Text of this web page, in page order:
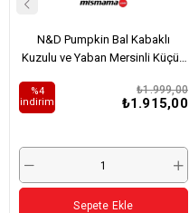
N&D Pumpkin Bal Kabaklı
Kuzulu ve Yaban Mersinli Küçük
₺1.915,00
₺1.999,00
%4
i̇ndirim
Sepete Ekle